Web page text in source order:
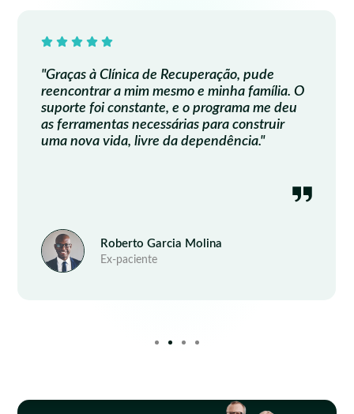
"Graças à Clínica de Recuperação, pude
reencontrar a mim mesmo e minha família. O
suporte foi constante, e o programa me deu
as ferramentas necessárias para construir
uma nova vida, livre da dependência."
Roberto Garcia Molina
Ex-paciente